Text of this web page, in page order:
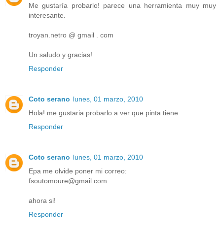
Me gustaría probarlo! parece una herramienta muy muy
interesante.
troyan.netro @ gmail . com
Un saludo y gracias!
Responder
Coto serano lunes, 01 marzo, 2010
Hola! me gustaria probarlo a ver que pinta tiene
Responder
Coto serano lunes, 01 marzo, 2010
Epa me olvide poner mi correo:
fsoutomoure@gmail.com
ahora si!
Responder